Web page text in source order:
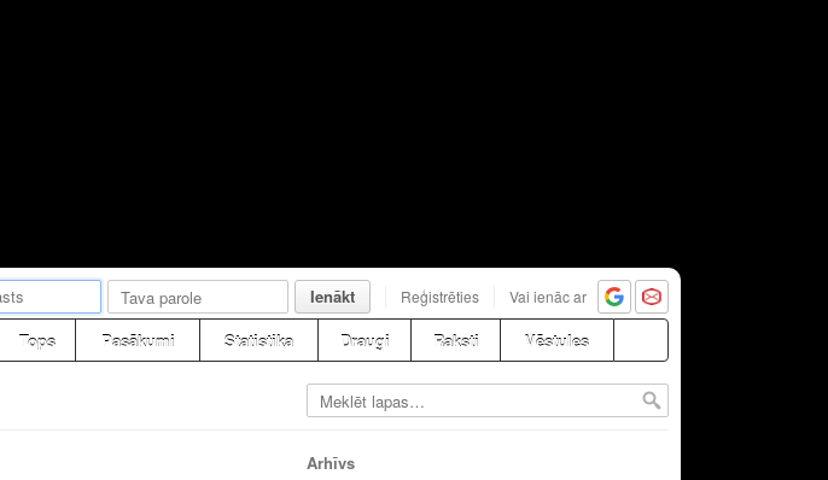
Ienākt Reģistrēties Vai ienāc ar
Tops Pasākumi Statistika Draugi Raksti Vēstules
Arhīvs